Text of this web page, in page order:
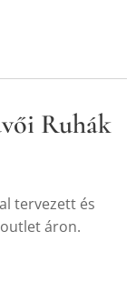
Ruhák
tervezett és
áron.